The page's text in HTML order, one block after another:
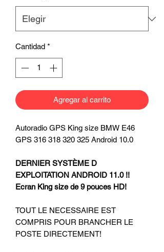
Cantidad *
Agregar al carrito
Autoradio GPS King size BMW E46
GPS 316 318 320 325 Android 10.0
DERNIER SYSTÈME D
EXPLOITATION ANDROID 11.0 !!
Ecran King size de 9 pouces HD!
TOUT LE NECESSAIRE EST
COMPRIS POUR BRANCHER LE
POSTE DIRECTEMENT!